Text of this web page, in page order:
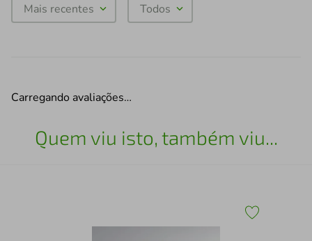
Mais recentes Todos
Carregando avaliações…
Quem viu isto, também viu...